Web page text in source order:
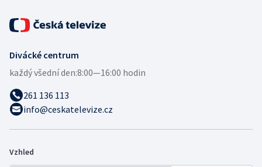
Divácké centrum
každý všední den:8:00—16:00 hodin
261 136 113
info@ceskatelevize.cz
Vzhled